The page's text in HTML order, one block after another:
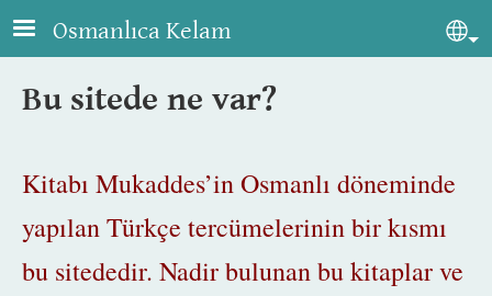
Skip to main content
Osmanlıca Kelam
Bu sitede ne var?
Kitabı Mukaddes’in Osmanlı döneminde
yapılan Türkçe tercümelerinin bir kısmı
bu sitededir. Nadir bulunan bu kitaplar ve